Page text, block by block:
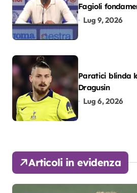
Fagioli
colpo”
Lug 9, 2026
Paratici blinda
Dragusin
Lug 6, 2026
Articoli in evidenza